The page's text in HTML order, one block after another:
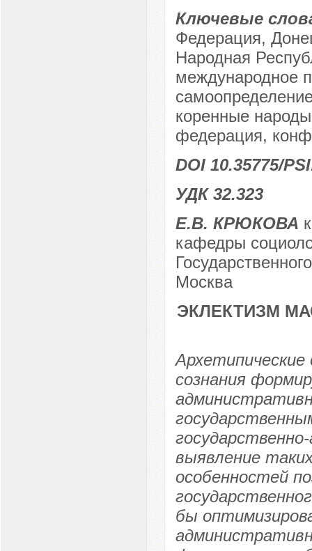
Ключевые
Федерация,
Народная
международное
коренные
федерация,
DOI 10.35775/
УДК 32.323
Е.В. КРЮКОВА
кафедры
Москва
ЭКЛЕКТИЗМ
Архетипические
сознания
выявление
особенностей
бы